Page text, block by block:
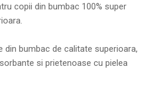
copii din bumbac 100% super
bumbac de calitate superioara,
si prietenoase cu pielea